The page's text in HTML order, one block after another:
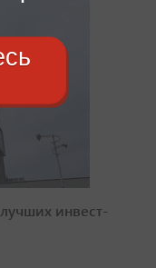
инвест-